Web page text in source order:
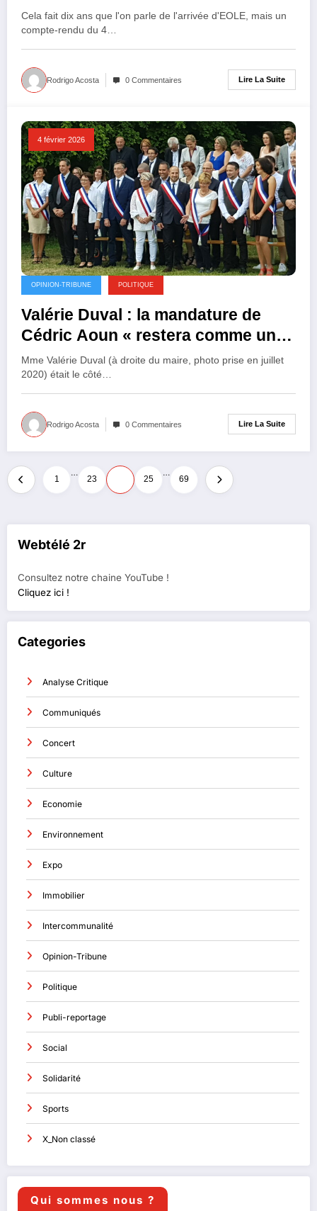
Cela fait dix ans que l'on parle de l'arrivée d'EOLE, mais un
compte-rendu du 4…
Rodrigo Acosta 0 Commentaires Lire La Suite
4 février 2026
OPINION-TRIBUNE POLITIQUE
Valérie Duval : la mandature de
Cédric Aoun « restera comme une
catastrophe politique »
Mme Valérie Duval (à droite du maire, photo prise en juillet
2020) était le côté…
Rodrigo Acosta 0 Commentaires Lire La Suite
Pagination
des
publications
1
…
23 25
…
69
Webtélé 2r
Consultez notre chaine YouTube !
Cliquez ici !
Categories
Analyse Critique
Communiqués
Concert
Culture
Economie
Environnement
Expo
Immobilier
Intercommunalité
Opinion-Tribune
Politique
Publi-reportage
Social
Solidarité
Sports
X_Non classé
Qui sommes nous ?